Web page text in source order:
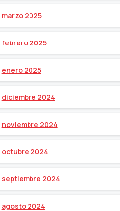
marzo 2025
febrero 2025
enero 2025
diciembre 2024
noviembre 2024
octubre 2024
septiembre 2024
agosto 2024